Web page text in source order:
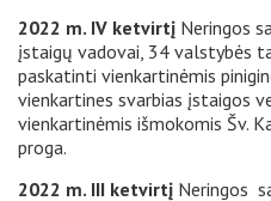
2022 m. IV ketvirtį Neringos
įstaigų vadovai, 34 valstybės
paskatinti vienkartinėmis
vienkartines svarbias įstaigos
vienkartinėmis išmokomis Šv.
proga.
2022 m. III ketvirtį Neringos